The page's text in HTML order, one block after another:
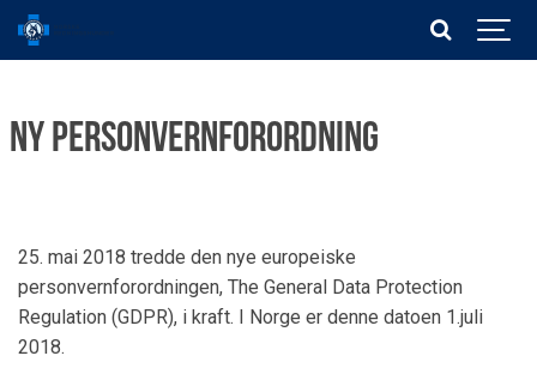
Ny personvernforordning
25. mai 2018 tredde den nye europeiske
personvernforordningen, The General Data Protection
Regulation (GDPR), i kraft. I Norge er denne datoen 1.juli
2018.